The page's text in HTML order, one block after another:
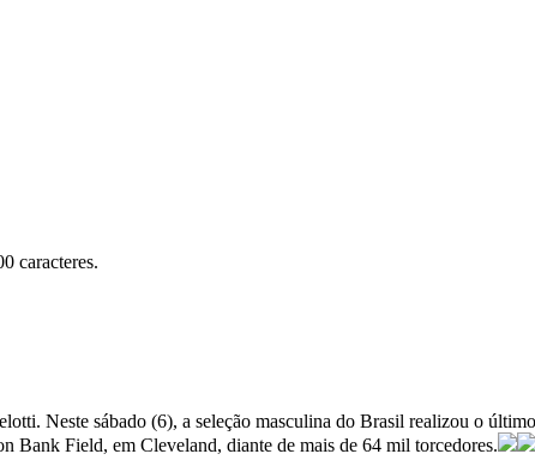
caracteres.
Neste sábado (6), a seleção masculina do Brasil realizou o
Bank Field, em Cleveland, diante de mais de 64 mil torcedores.